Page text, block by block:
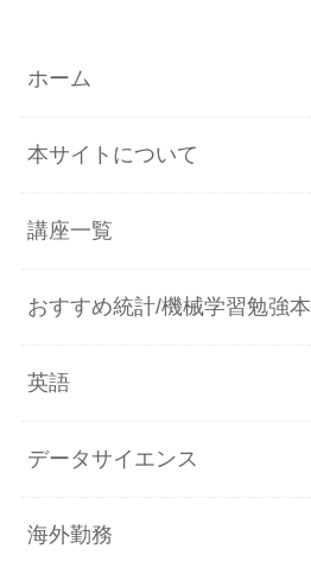
ホーム
本サイトについて
講座一覧
おすすめ統計/機械学習勉強本
英語
データサイエンス
海外勤務